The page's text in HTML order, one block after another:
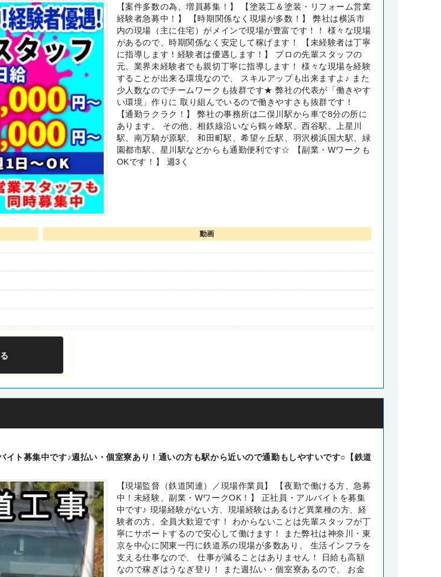
【案件多数の為、増員募集！】 【塗装工＆塗装・リフォーム営業
経験者急募中！】 【時期関係なく現場が多数！】 弊社は横浜市
内の現場（主に住宅）がメインで現場が豊富です！！ 様々な現場
があるので、時期関係なく安定して稼げます！ 【未経験者は丁寧
に指導します！経験者は優遇します！】 プロの先輩スタッフの
元、業界未経験者でも親切丁寧に指導します！ 様々な現場を経験
することが出来る環境なので、 スキルアップも出来ますよ♪ また
少人数なのでチームワークも抜群です★ 弊社の代表が「働きやす
い環境」作りに 取り組んでいるので働きやすさも抜群です！
【通勤ラクラク！】 弊社の事務所は二俣川駅から車で8分の所に
あります。 その他、相鉄線沿いなら鶴ヶ峰駅、西谷駅、上星川
駅、南万騎が原駅、 和田町駅、希望ヶ丘駅、羽沢横浜国大駅、緑
園都市駅、星川駅などからも通勤便利です☆ 【副業・Wワークも
OKです！】 週3く
動画
ト募集中です♪週払い・個室寮あり！通いの方も駅から近いので通勤もしやすいです○【鉄道
【現場監督（鉄道関連）／現場作業員】 【夜勤で働ける方、急募
中！未経験、副業・WワークOK！】 正社員・アルバイトを募集
中です♪ 現場経験がない方、現場経験はあるけど異業種の方、経
験者の方、全員大歓迎です！ わからないことは先輩スタッフが丁
寧にサポートするので安心して働けます！ また弊社は神奈川・東
京を中心に関東一円に鉄道系の現場が多数あり、 生活インフラを
支える仕事なので、 仕事が減ることはありません！ 日給も高額
なので稼ぎはうなぎ登り！ また週払い・個室寮あるので、 お金